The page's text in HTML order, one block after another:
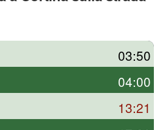
03:50
04:00
13:21